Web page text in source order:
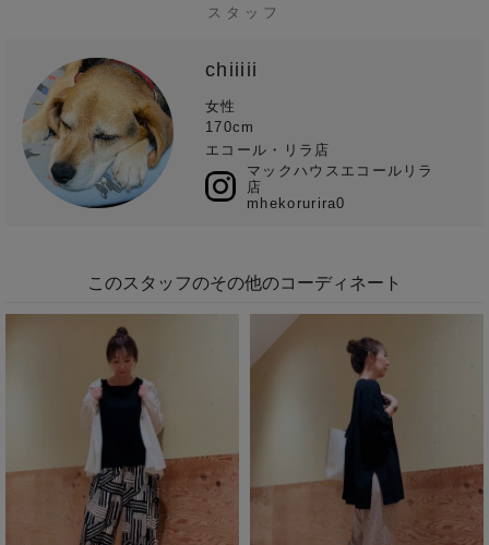
スタッフ
chiiiii
エコール・リラ店
170cm
女性
マックハウスエコールリラ
店
mhekorurira0
このスタッフのその他のコーディネート